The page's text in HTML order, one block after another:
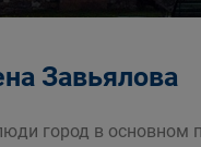
Завьялова
город в основном